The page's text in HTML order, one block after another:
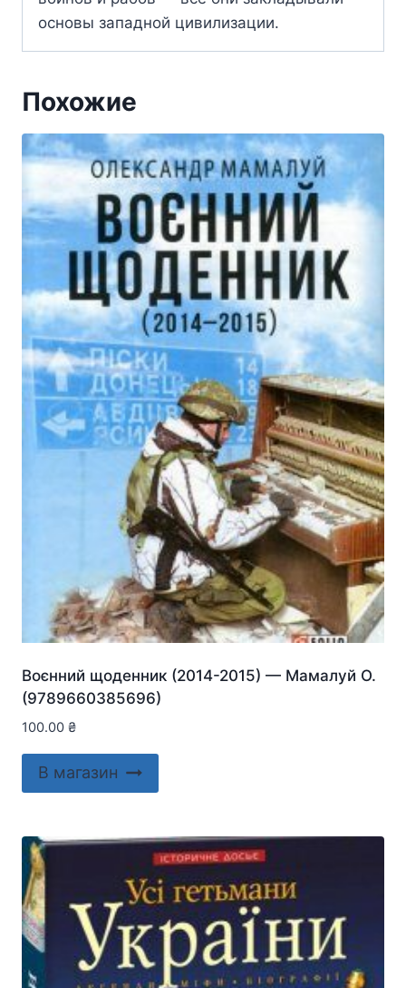
основы западной цивилизации.
Похожие
Воєнний щоденник (2014-2015) — Мамалуй О.
(9789660385696)
100.00 ₴
В магазин